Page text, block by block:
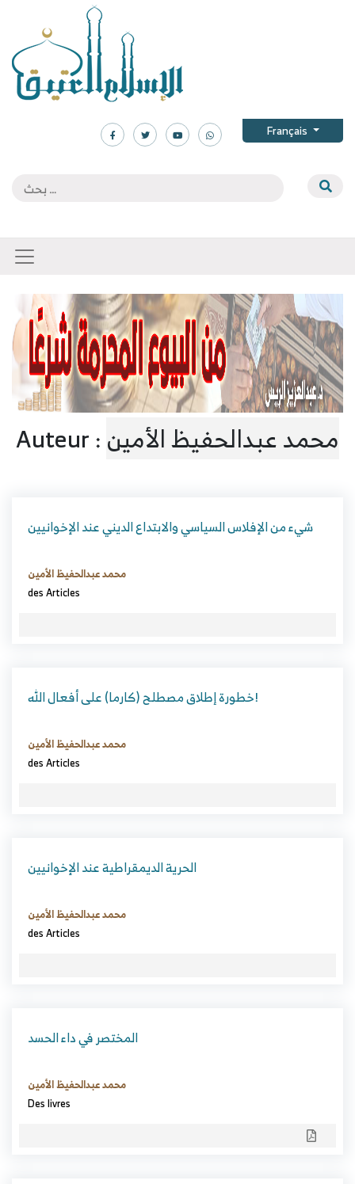
Français
Auteur :محمد عبدالحفيظ الأمين
شيء من الإفلاس السياسي والابتداع الديني عند الإخوانيين
محمد عبدالحفيظ الأمين
des Articles
خطورة إطلاق مصطلح (كارما) على أفعال الله!
محمد عبدالحفيظ الأمين
des Articles
الحرية الديمقراطية عند الإخوانيين
محمد عبدالحفيظ الأمين
des Articles
المختصر في داء الحسد
محمد عبدالحفيظ الأمين
Des livres